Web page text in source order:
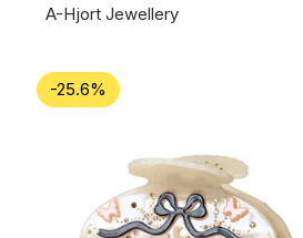
A-Hjort Jewellery
-25.6%